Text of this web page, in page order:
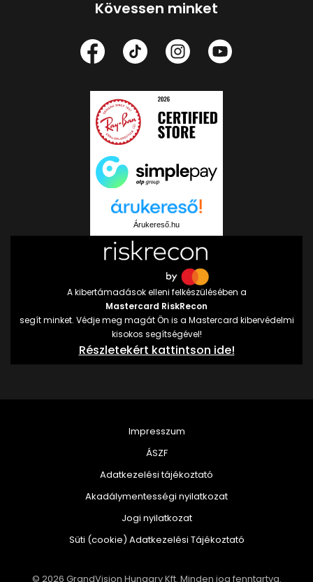
Kövessen minket
Árukereső.hu
A kibertámadások elleni felkészülésében a
Mastercard RiskRecon
segít minket. Védje meg magát Ön is a Mastercard kibervédelmi
kisokos segítségével!
Részletekért kattintson ide!
© 2026 GrandVision Hungary Kft. Minden jog fenntartva.
Impresszum
ÁSZF
Adatkezelési tájékoztató
Akadálymentességi nyilatkozat
Jogi nyilatkozat
Süti (cookie) Adatkezelési Tájékoztató